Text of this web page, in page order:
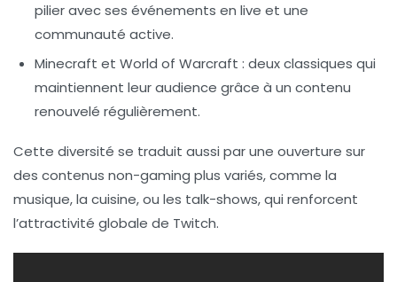
pilier avec ses événements en live et une
communauté active.
Minecraft et World of Warcraft : deux classiques qui
maintiennent leur audience grâce à un contenu
renouvelé régulièrement.
Cette diversité se traduit aussi par une ouverture sur
des contenus non-gaming plus variés, comme la
musique, la cuisine, ou les talk-shows, qui renforcent
l’attractivité globale de Twitch.